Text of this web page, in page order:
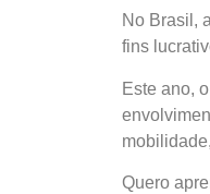
No Brasil,
fins
Este ano,
Quero